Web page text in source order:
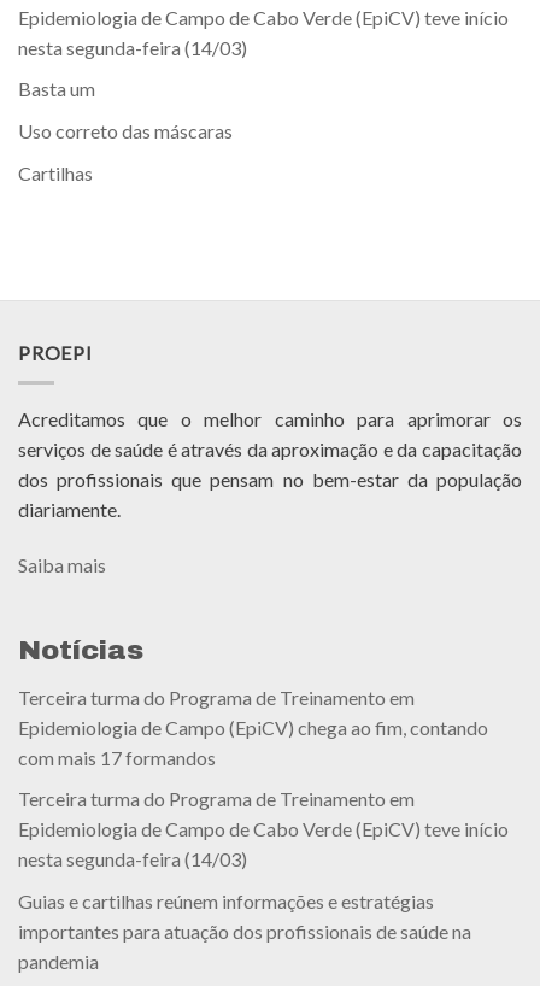
Epidemiologia de Campo de Cabo Verde (EpiCV) teve início
nesta segunda-feira (14/03)
Basta um
Uso correto das máscaras
Cartilhas
PROEPI
Acreditamos que o melhor caminho para aprimorar os
serviços de saúde é através da aproximação e da capacitação
dos profissionais que pensam no bem-estar da população
diariamente.
Saiba mais
Notícias
Terceira turma do Programa de Treinamento em
Epidemiologia de Campo (EpiCV) chega ao fim, contando
com mais 17 formandos
Terceira turma do Programa de Treinamento em
Epidemiologia de Campo de Cabo Verde (EpiCV) teve início
nesta segunda-feira (14/03)
Guias e cartilhas reúnem informações e estratégias
importantes para atuação dos profissionais de saúde na
pandemia